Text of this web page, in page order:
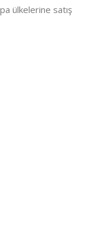
ülkelerine satış